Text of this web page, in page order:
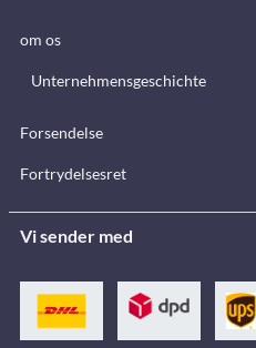
om os
Unternehmensgeschichte
Forsendelse
Fortrydelsesret
Vi sender med